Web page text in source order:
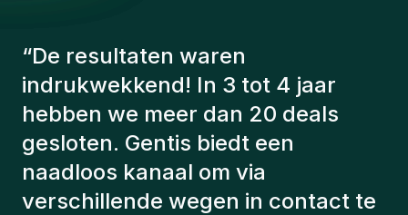
“De consultants van Gentis
hebben altijd rekening gehouden
met een aantal factoren om ons de
juiste kandidaten voor te stellen.
De kandidaten die we hebben
aangeworven, werken nog steeds